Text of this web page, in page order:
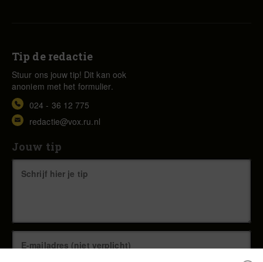
Tip de redactie
Stuur ons jouw tip! Dit kan ook
anoniem met het formulier.
024 - 36 12 775
redactie@vox.ru.nl
Jouw tip